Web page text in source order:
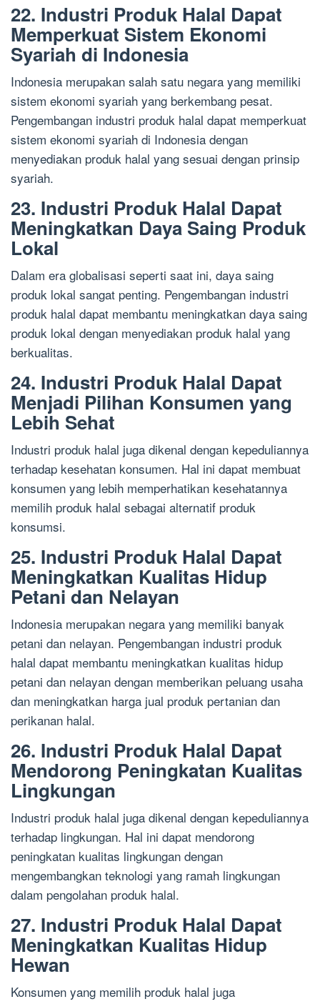
22. Industri Produk Halal Dapat
Memperkuat Sistem Ekonomi
Syariah di Indonesia
Indonesia merupakan salah satu negara yang memiliki
sistem ekonomi syariah yang berkembang pesat.
Pengembangan industri produk halal dapat memperkuat
sistem ekonomi syariah di Indonesia dengan
menyediakan produk halal yang sesuai dengan prinsip
syariah.
23. Industri Produk Halal Dapat
Meningkatkan Daya Saing Produk
Lokal
Dalam era globalisasi seperti saat ini, daya saing
produk lokal sangat penting. Pengembangan industri
produk halal dapat membantu meningkatkan daya saing
produk lokal dengan menyediakan produk halal yang
berkualitas.
24. Industri Produk Halal Dapat
Menjadi Pilihan Konsumen yang
Lebih Sehat
Industri produk halal juga dikenal dengan kepeduliannya
terhadap kesehatan konsumen. Hal ini dapat membuat
konsumen yang lebih memperhatikan kesehatannya
memilih produk halal sebagai alternatif produk
konsumsi.
25. Industri Produk Halal Dapat
Meningkatkan Kualitas Hidup
Petani dan Nelayan
Indonesia merupakan negara yang memiliki banyak
petani dan nelayan. Pengembangan industri produk
halal dapat membantu meningkatkan kualitas hidup
petani dan nelayan dengan memberikan peluang usaha
dan meningkatkan harga jual produk pertanian dan
perikanan halal.
26. Industri Produk Halal Dapat
Mendorong Peningkatan Kualitas
Lingkungan
Industri produk halal juga dikenal dengan kepeduliannya
terhadap lingkungan. Hal ini dapat mendorong
peningkatan kualitas lingkungan dengan
mengembangkan teknologi yang ramah lingkungan
dalam pengolahan produk halal.
27. Industri Produk Halal Dapat
Meningkatkan Kualitas Hidup
Hewan
Konsumen yang memilih produk halal juga